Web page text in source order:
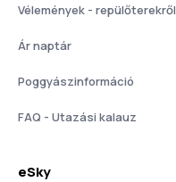
Vélemények - repülőterekről
Ár naptár
Poggyászinformáció
FAQ - Utazási kalauz
eSky